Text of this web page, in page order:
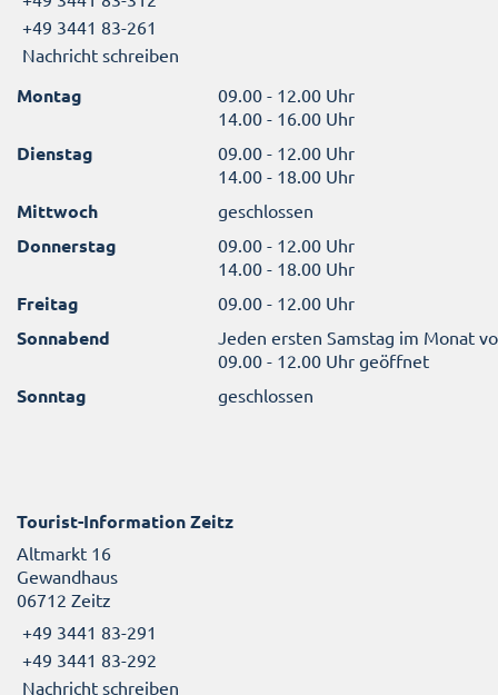
+49 3441 83-261
Nachricht schreiben
Montag
09.00 - 12.00 Uhr
14.00 - 16.00 Uhr
Dienstag
09.00 - 12.00 Uhr
14.00 - 18.00 Uhr
Mittwoch geschlossen
Donnerstag
09.00 - 12.00 Uhr
14.00 - 18.00 Uhr
Freitag 09.00 - 12.00 Uhr
Sonnabend
Jeden ersten Samstag im Monat
09.00 - 12.00 Uhr geöffnet
Sonntag geschlossen
Tourist-Information Zeitz
Altmarkt 16
Gewandhaus
06712 Zeitz
+49 3441 83-291
+49 3441 83-292
Nachricht schreiben